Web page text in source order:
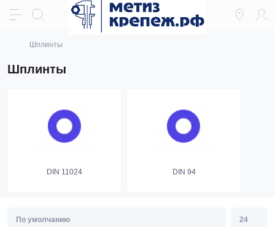
Шплинты
Шплинты
DIN 11024 DIN 94